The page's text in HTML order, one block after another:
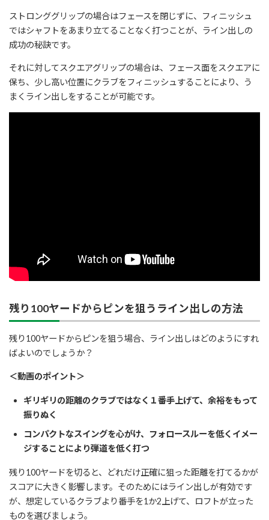
ストロンググリップの場合はフェースを閉じずに、フィニッシュ
ではシャフトをあまり立てることなく打つことが、ライン出しの
成功の秘訣です。
それに対してスクエアグリップの場合は、フェース面をスクエアに
保ち、少し高い位置にクラブをフィニッシュすることにより、う
まくライン出しをすることが可能です。
残り100ヤードからピンを狙うライン出しの方法
残り100ヤードからピンを狙う場合、ライン出しはどのようにすれ
ばよいのでしょうか？
＜動画のポイント＞
ギリギリの距離のクラブではなく１番手上げて、余裕をもって
振りぬく
コンパクトなスイングを心がけ、フォロースルーを低くイメー
ジすることにより弾道を低く打つ
残り100ヤードを切ると、どれだけ正確に狙った距離を打てるかが
スコアに大きく影響します。そのためにはライン出しが有効です
が、想定しているクラブより番手を1か2上げて、ロフトが立った
ものを選びましょう。